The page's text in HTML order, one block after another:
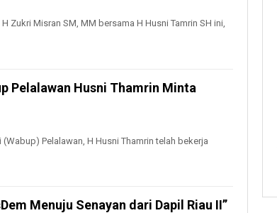
Zukri Misran SM, MM bersama H Husni Tamrin SH ini,
Pelalawan Husni Thamrin Minta
Pelalawan, H Husni Thamrin telah bekerja
Menuju Senayan dari Dapil Riau II”